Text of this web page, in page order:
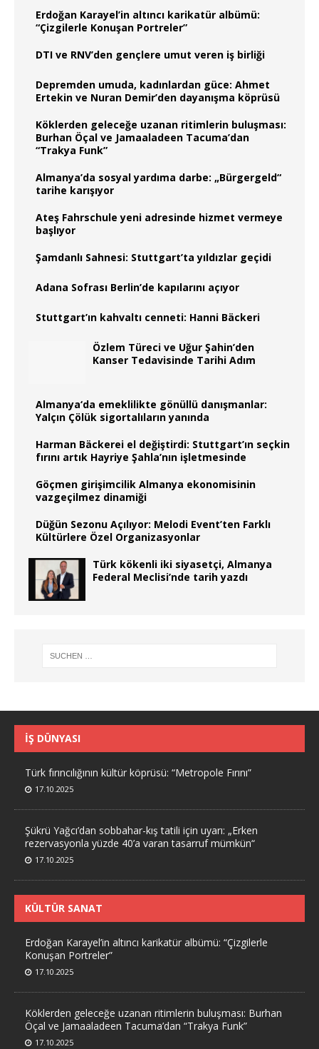
Erdoğan Karayel’in altıncı karikatür albümü:
“Çizgilerle Konuşan Portreler”
DTI ve RNV’den gençlere umut veren iş birliği
Depremden umuda, kadınlardan güce: Ahmet
Ertekin ve Nuran Demir’den dayanışma köprüsü
Köklerden geleceğe uzanan ritimlerin buluşması:
Burhan Öçal ve Jamaaladeen Tacuma’dan
“Trakya Funk”
Almanya’da sosyal yardıma darbe: „Bürgergeld“
tarihe karışıyor
Ateş Fahrschule yeni adresinde hizmet vermeye
başlıyor
Şamdanlı Sahnesi: Stuttgart’ta yıldızlar geçidi
Adana Sofrası Berlin’de kapılarını açıyor
Stuttgart’ın kahvaltı cenneti: Hanni Bäckeri
Özlem Türeci ve Uğur Şahin’den
Kanser Tedavisinde Tarihi Adım
Almanya‘da emeklilikte gönüllü danışmanlar:
Yalçın Çölük sigortalıların yanında
Harman Bäckerei el değiştirdi: Stuttgart’ın seçkin
fırını artık Hayriye Şahla’nın işletmesinde
Göçmen girişimcilik Almanya ekonomisinin
vazgeçilmez dinamiği
Düğün Sezonu Açılıyor: Melodi Event’ten Farklı
Kültürlere Özel Organizasyonlar
Türk kökenli iki siyasetçi, Almanya
Federal Meclisi’nde tarih yazdı
İŞ DÜNYASI
Türk fırıncılığının kültür köprüsü: “Metropole Fırını”
17.10.2025
Şükrü Yağcı’dan sobbahar-kış tatili için uyarı: „Erken
rezervasyonla yüzde 40’a varan tasarruf mümkün“
17.10.2025
KÜLTÜR SANAT
Erdoğan Karayel’in altıncı karikatür albümü: “Çizgilerle
Konuşan Portreler”
17.10.2025
Köklerden geleceğe uzanan ritimlerin buluşması: Burhan
Öçal ve Jamaaladeen Tacuma’dan “Trakya Funk”
17.10.2025